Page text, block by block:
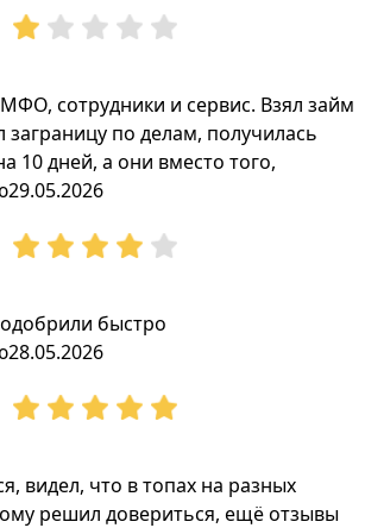
сотрудники и сервис. Взял займ
заграницу по делам, получилась
10 дней, а они вместо того,
29.05.2026
быстро
28.05.2026
видел, что в топах на разных
решил довериться, ещё отзывы